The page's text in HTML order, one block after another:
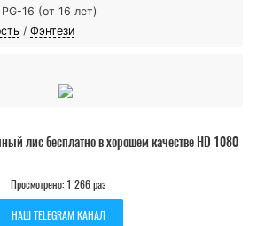
PG-16 (от 16 лет)
/ Фэнтези
лис бесплатно в хорошем качестве HD 1080
Просмотрено: 1 266 раз
НАШ TELEGRAM КАНАЛ